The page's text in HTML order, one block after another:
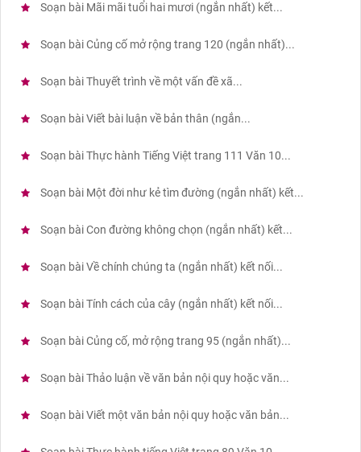
Soạn bài Mãi mãi tuổi hai mươi (ngắn nhất) kết...
Soạn bài Củng cố mở rộng trang 120 (ngắn nhất)...
Soạn bài Thuyết trình về một vấn đề xã...
Soạn bài Viết bài luận về bản thân (ngắn...
Soạn bài Thực hành Tiếng Việt trang 111 Văn 10...
Soạn bài Một đời như kẻ tìm đường (ngắn nhất) kết...
Soạn bài Con đường không chọn (ngắn nhất) kết...
Soạn bài Về chính chúng ta (ngắn nhất) kết nối...
Soạn bài Tính cách của cây (ngắn nhất) kết nối...
Soạn bài Củng cố, mở rộng trang 95 (ngắn nhất)...
Soạn bài Thảo luận về văn bản nội quy hoặc văn...
Soạn bài Viết một văn bản nội quy hoặc văn bản...